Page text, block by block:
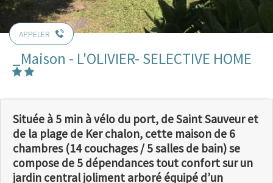
APPELER
_Maison - L'OLIVIER- SELECTIVE HOME
Située à 5 min à vélo du port, de Saint Sauveur et
de la plage de Ker chalon, cette maison de 6
chambres (14 couchages / 5 salles de bain) se
compose de 5 dépendances tout confort sur un
jardin central joliment arboré équipé d’un